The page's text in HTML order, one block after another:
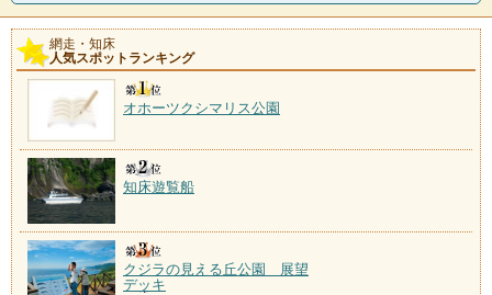
網走・知床
人気スポットランキング
オホーツクシマリス公園
知床遊覧船
クジラの見える丘公園 展望
デッキ